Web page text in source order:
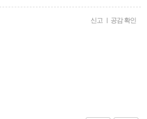
신고 | 공감 확인